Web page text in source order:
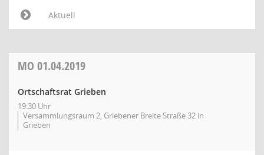
Aktuell
MO 01.04.2019
Ortschaftsrat Grieben
19:30 Uhr
Versammlungsraum 2, Griebener Breite Straße 32 in
Grieben